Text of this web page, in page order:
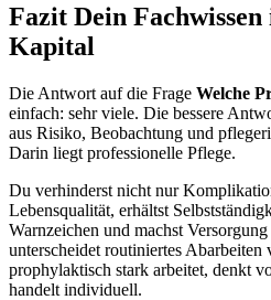
Fazit Dein
Kapital
Die Antwort auf die Frage Welche
einfach: sehr viele. Die bessere
aus Risiko, Beobachtung und
Darin liegt professionelle Pflege.
Du verhinderst nicht nur
Lebensqualität, erhältst
Warnzeichen und machst
unterscheidet routiniertes
prophylaktisch stark arbeitet, denkt
handelt individuell.